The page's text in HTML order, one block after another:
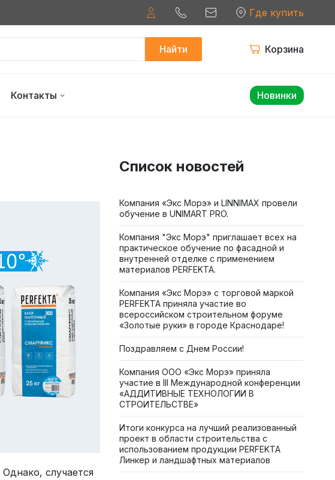
Где купить
Найти Корзина
Контакты Новинки
случается
Список новостей
Компания «Экс Морэ» и LINNIMAX провели
обучение в UNIMART PRO.
Компания "Экс Морэ" приглашает всех на
практическое обучение по фасадной и
внутренней отделке с применением
материалов PERFEKTA.
Компания «Экс Морэ» с торговой маркой
PERFEKTA приняла участие во
всероссийском строительном форуме
«Золотые руки» в городе Краснодаре!
Поздравляем с Днем России!
Компания ООО «Экс Морэ» приняла
участие в III Международной конференции
«АДДИТИВНЫЕ ТЕХНОЛОГИИ В
СТРОИТЕЛЬСТВЕ»
Итоги конкурса на лучший реализованный
проект в области строительства с
использованием продукции PERFEKTA
Линкер и ландшафтных материалов